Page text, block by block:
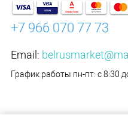
+7 966 070 77 73
Email:
График работы пн-пт: с 8:30